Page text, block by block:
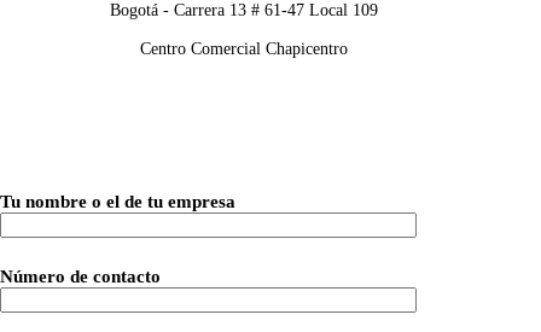
Bogotá - Carrera 13 # 61-47 Local 109
Centro Comercial Chapicentro
Tu nombre o el de tu empresa
Número de contacto